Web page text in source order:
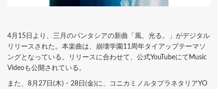
4月15日より、三月のパンタシアの新曲「風、光る。」がデジタル
リリースされた。本楽曲は、崩壊学園11周年タイアップテーマソ
ングとなっている。リリースに合わせて、公式YouTubeにてMusic
Videoも公開されている。
また、8月27日(木)・28日(金)に、コニカミノルタプラネタリアYO